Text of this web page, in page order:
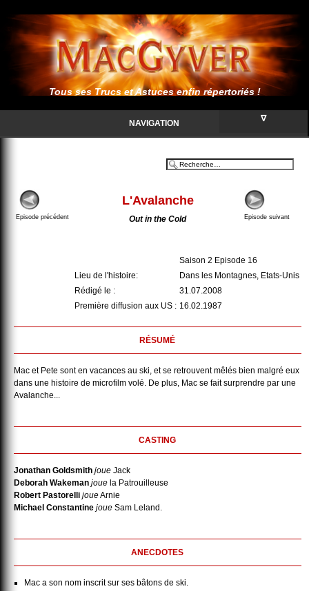
Tous ses Trucs et Astuces enfin répertoriés !
NAVIGATION ∇
L'Avalanche
Episode précédent Out in the Cold Episode suivant
Saison 2 Episode 16
Lieu de l'histoire:
Dans les Montagnes, Etats-Unis
Rédigé le :
31.07.2008
Première diffusion aux US : 16.02.1987
RÉSUMÉ
Mac et Pete sont en vacances au ski, et se retrouvent mêlés bien malgré eux
dans une histoire de microfilm volé. De plus, Mac se fait surprendre par une
Avalanche...
CASTING
Jonathan Goldsmith joue Jack
Deborah Wakeman joue la Patrouilleuse
Robert Pastorelli joueArnie
Michael Constantine joue Sam Leland.
ANECDOTES
Mac a son nom inscrit sur ses bâtons de ski.